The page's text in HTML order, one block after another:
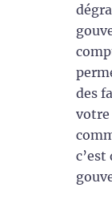
des
votre
c’est